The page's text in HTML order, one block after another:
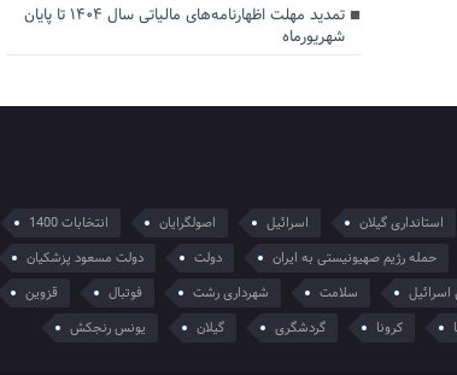
تمدید مهلت اظهارنامه‌های مالیاتی سال ۱۴۰۴ تا پایان
شهریورماه
استانداری گیلان اسرائیل اصولگرایان انتخابات 1400
حمله رژیم صهیونیستی به ایران دولت دولت مسعود پزشکیان
سلامت شهرداری رشت فوتبال قزوین
کرونا گردشگری گیلان یونس رنجکش